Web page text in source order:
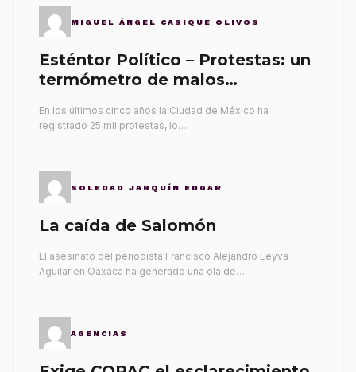
MIGUEL ÁNGEL CASIQUE OLIVOS
Esténtor Político – Protestas: un
termómetro de malos
En los últimos cinco años la Ciudad de México ha
registrado 25 mil protestas, lo…
SOLEDAD JARQUÍN EDGAR
La caída de Salomón
El asesinato del periodista Francisco Alejandro Leyva
Aguilar en Oaxaca ha generado una ola de…
AGENCIAS